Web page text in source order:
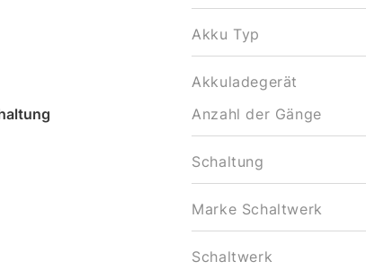
Akku Typ
Akkuladegerät
Anzahl der Gänge
Schaltung
Marke Schaltwerk
Schaltwerk